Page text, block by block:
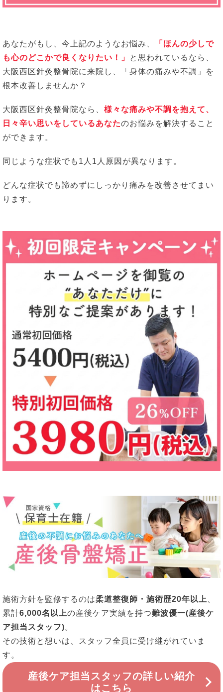
あなたがもし、今上記のようなお悩み、
「ほんの少しで
も心のどこかで良くなりたい！」
と思われているなら、
大阪西区針灸整骨院に来院し、「身体の痛みや不調」を
根本改善しませんか？
大阪西区針灸整骨院なら、 様々な痛みや不調を抱えて、
日々辛い思いをしているあなたのお悩みを解決すること
ができます。
同じような症状でも1人1人原因が異なります。
どんな症状でも諦めずにしっかり痛みを改善させてまい
ります。
施術方針を監修するのは柔道整復師・施術歴20年以上
累計6,000名以上の産後ケア実績を持つ難波優一(産後ケ
ア担当スタッフ)。
その技術と想いは、スタッフ全員に受け継がれていま
す。
産後ケア担当スタッフの詳しい紹介
はこちら